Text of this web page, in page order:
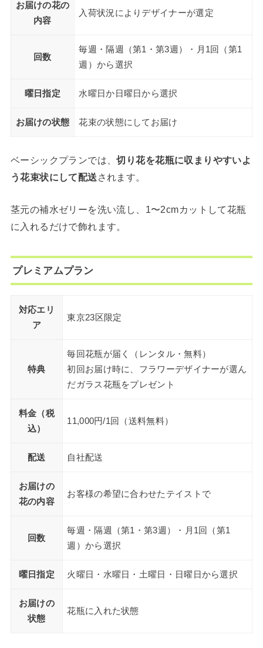
お届けの花の
内容
入荷状況によりデザイナーが選定
回数
毎週・隔週（第1・第3週）・月1回（第1
週）から選択
曜日指定 水曜日か日曜日から選択
お届けの状態 花束の状態にしてお届け
ベーシックプランでは、切り花を花瓶に収まりやすいよ
う花束状にして配送 されます。
茎元の補水ゼリーを洗い流し、1〜2cmカットして花瓶
に入れるだけで飾れます。
プレミアムプラン
対応エリ
ア
東京23区限定
特典
毎回花瓶が届く（レンタル・無料）
初回お届け時に、フラワーデザイナーが選ん
だガラス花瓶をプレゼント
料金（税
込）
11,000円/1回（送料無料）
配送 自社配送
お届けの
花の内容
お客様の希望に合わせたテイストで
回数
毎週・隔週（第1・第3週）・月1回（第1
週）から選択
曜日指定 火曜日・水曜日・土曜日・日曜日から選択
お届けの
状態
花瓶に入れた状態